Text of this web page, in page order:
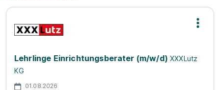
Lehrlinge Einrichtungsberater (m/w/d) XXXLutz
KG
01.08.2026